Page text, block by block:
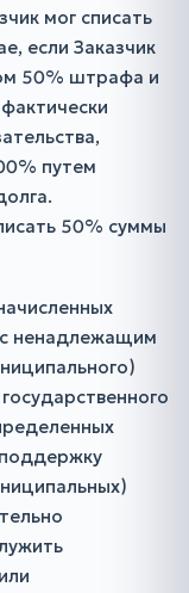
мог списать
если Заказчик
50% штрафа и
путем
50% суммы
с ненадлежащим